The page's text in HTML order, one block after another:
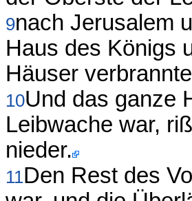
9nach Jerusalem
Haus des Königs
Häuser
10Und das ganze
Leibwache war,
nieder.
11Den Rest des